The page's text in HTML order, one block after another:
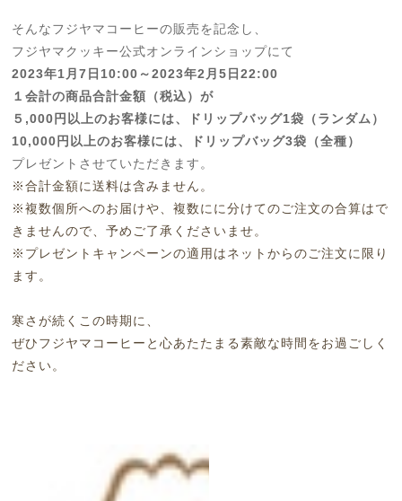
そんなフジヤマコーヒーの販売を記念し、
フジヤマクッキー公式オンラインショップにて
2023年1月7日10:00～2023年2月5日22:00
１会計の商品合計金額（税込）が
５,000円以上のお客様には、ドリップバッグ1袋（ランダム）
10,000円以上のお客様には、
ドリップバッグ3袋（全種）
プレゼントさせていただきます。
※合計金額に送料は含みません。
※複数個所へのお届けや、複数にに分けてのご注文の合算はで
きませんので、予めご了承くださいませ。
※プレゼントキャンペーンの適用はネットからのご注文に限り
ます。
寒さが続くこの時期に、
ぜひフジヤマコーヒーと心あたたまる素敵な時間をお過ごしく
ださい。